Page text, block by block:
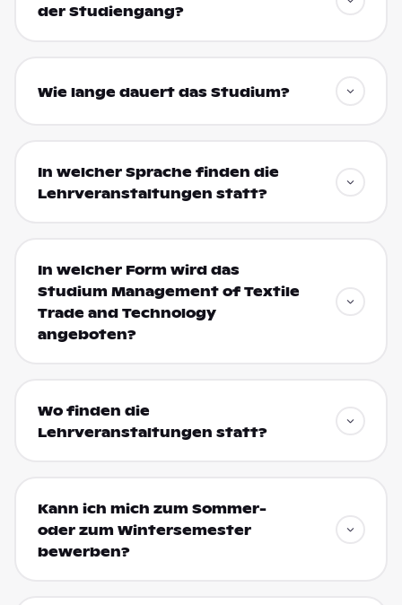
der Studiengang?
Wie lange dauert das Studium?
In welcher Sprache finden die
Lehrveranstaltungen statt?
In welcher Form wird das
Studium Management of Textile
Trade and Technology
angeboten?
Wo finden die
Lehrveranstaltungen statt?
Kann ich mich zum Sommer-
oder zum Wintersemester
bewerben?